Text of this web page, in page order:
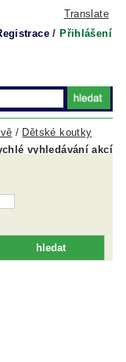
Translate
/ Přihlášení
vyhledávání akcí
/ Dětské koutky